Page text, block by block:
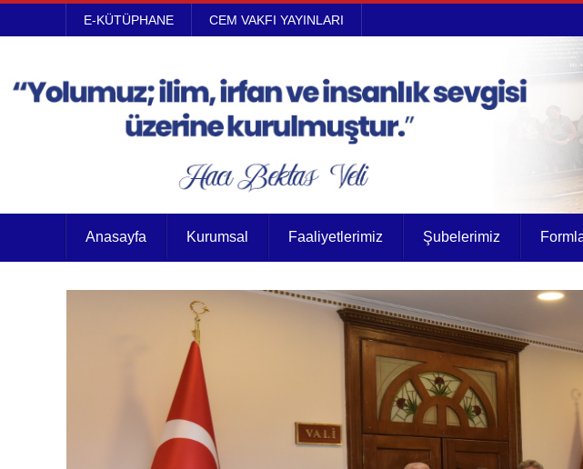
E-KÜTÜPHANE CEM VAKFI YAYINLARI
Anasayfa Kurumsal Faaliyetlerimiz Şubelerimiz